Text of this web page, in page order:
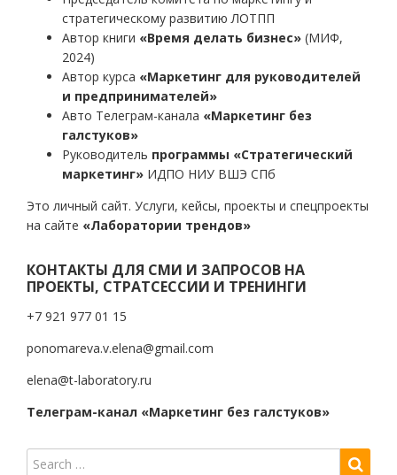
стратегическому развитию ЛОТПП
Автор книги «Время делать бизнес» (МИФ,
2024)
Автор курса «Маркетинг для руководителей
и предпринимателей»
Авто Телеграм-канала «Маркетинг без
галстуков»
Руководитель программы «Стратегический
маркетинг» ИДПО НИУ ВШЭ СПб
Это личный сайт. Услуги, кейсы, проекты и спецпроекты
на сайте «Лаборатории трендов»
КОНТАКТЫ ДЛЯ СМИ И ЗАПРОСОВ НА
ПРОЕКТЫ, СТРАТСЕССИИ И ТРЕНИНГИ
+7 921 977 01 15
ponomareva.v.elena@gmail.com
elena@t-laboratory.ru
Телеграм-канал «Маркетинг без галстуков»